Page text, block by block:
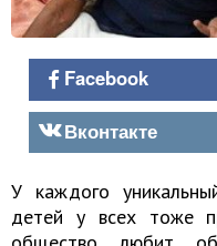
Facebook
Вконтакте
У каждого
детей у всех тоже